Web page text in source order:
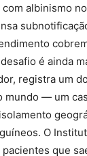
albinismo
é ainda
registra um
mundo — um
O
que